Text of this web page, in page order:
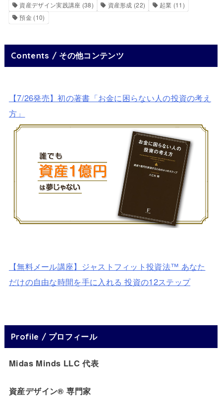
資産デザイン実践講座 (38) 資産形成 (22) 起業 (11)
預金 (10)
Contents / その他コンテンツ
【7/26発売】初の著書「お金に困らない人の投資の考え
方」
【無料メール講座】ジャストフィット投資法™ あなた
だけの自由な時間を手に入れる 投資の12ステップ
Profile / プロフィール
Midas Minds LLC 代表
資産デザイン® 専門家